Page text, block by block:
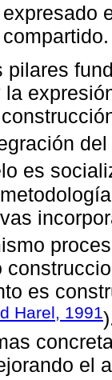
pilares
es
es
Harel, 1991
el